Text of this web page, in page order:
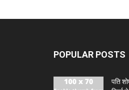
POPULAR POSTS
पति